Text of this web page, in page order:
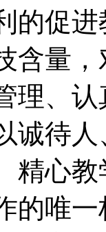
的促
含量
理、
诚待
精心
的唯